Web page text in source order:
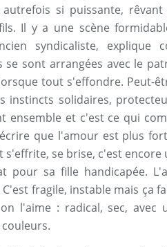
autrefois si puissante,
Il y a une scène
syndicaliste, explique
se sont arrangées avec le
tout s'effondre. Peut-
instincts solidaires,
ensemble et c'est ce qui
que l'amour est plus
se brise, c'est encore
pour sa fille handicapée.
fragile, instable mais ça
l'aime : radical, sec, avec